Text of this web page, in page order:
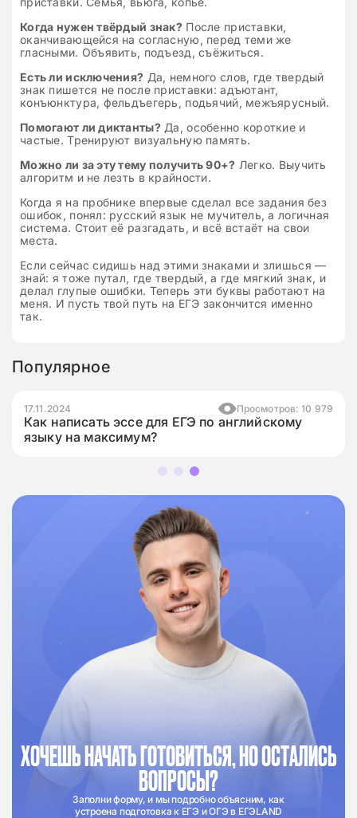
Когда нужен твёрдый знак? После приставки,
оканчивающейся на согласную, перед теми же
гласными. Объявить, подъезд, съёжиться.
Есть ли исключения? Да, немного слов, где твердый
знак пишется не после приставки: адъютант,
конъюнктура, фельдъегерь, подьячий, межъярусный.
Помогают ли диктанты? Да, особенно короткие и
частые. Тренируют визуальную память.
Можно ли за эту тему получить 90+? Легко. Выучить
алгоритм и не лезть в крайности.
Когда я на пробнике впервые сделал все задания без
ошибок, понял: русский язык не мучитель, а логичная
система. Стоит её разгадать, и всё встаёт на свои
места.
Если сейчас сидишь над этими знаками и злишься —
знай: я тоже путал, где твердый, а где мягкий знак, и
делал глупые ошибки. Теперь эти буквы работают на
меня. И пусть твой путь на ЕГЭ закончится именно
так.
ХОЧЕШЬ НАЧАТЬ ГОТОВИТЬСЯ, НО ОСТАЛИСЬ
ВОПРОСЫ?
Заполни форму, и мы подробно объясним, как
устроена подготовка к ЕГЭ и ОГЭ в ЕГЭLAND
Популярное
17.11.2024 Просмотров: 10 979
Как написать эссе для ЕГЭ по английскому
языку на максимум?